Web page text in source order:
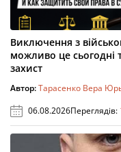
Виключення з
можливо це сьогодні
захист
Автор:Тарасенко Вера
06.08.2026Переглядів: